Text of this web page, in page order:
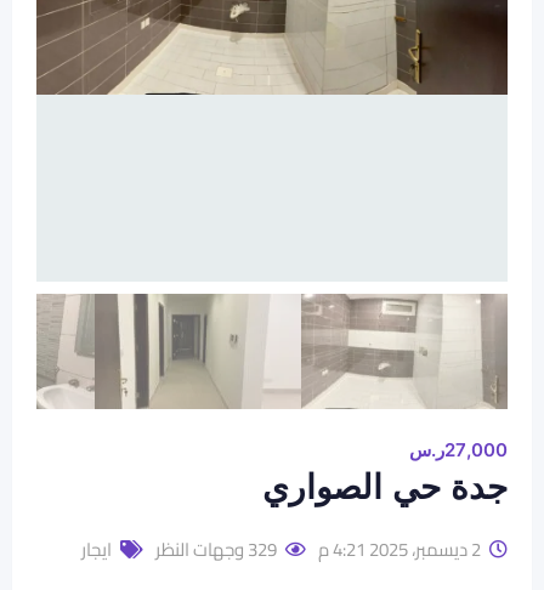
27,000ر.س
جدة حي الصواري
2 ديسمبر، 2025 4:21 م 329 وجهات النظر ايجار